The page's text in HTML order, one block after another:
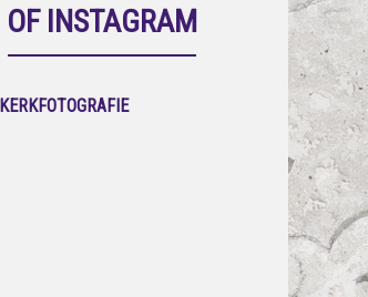
OF INSTAGRAM
KERKFOTOGRAFIE